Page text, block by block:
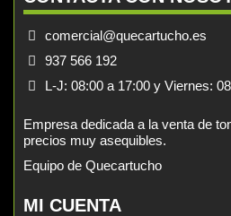
comercial@quecartucho.es
937 566 192
L-J: 08:00 a 17:00 y Viernes:
Empresa dedicada a la venta de
precios muy asequibles.
Equipo de Quecartucho
MI CUENTA